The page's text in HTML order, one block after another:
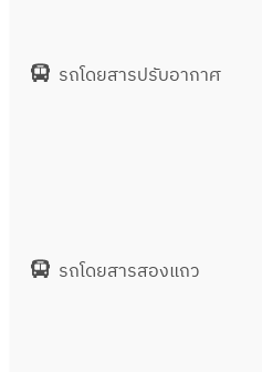
รถโดยสารปรับอากาศ
รถโดยสารสองแถว